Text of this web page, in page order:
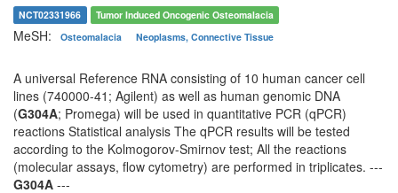
NCT02331966 Tumor Induced Oncogenic Osteomalacia
MeSH: Osteomalacia Neoplasms, Connective Tissue
A universal Reference RNA consisting of 10 human cancer cell
lines (740000-41; Agilent) as well as human genomic DNA
(G304A; Promega) will be used in quantitative PCR (qPCR)
reactions Statistical analysis The qPCR results will be tested
according to the Kolmogorov-Smirnov test; All the reactions
(molecular assays, flow cytometry) are performed in triplicates. ---
G304A ---